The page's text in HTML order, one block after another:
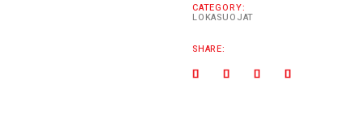
CATEGORY:
LOKASUOJAT
SHARE: